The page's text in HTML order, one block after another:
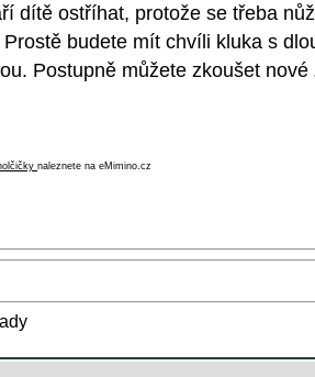
dítě ostříhat, protože se třeba
budete mít chvíli kluka s
Postupně můžete zkoušet nové
naleznete na eMimino.cz